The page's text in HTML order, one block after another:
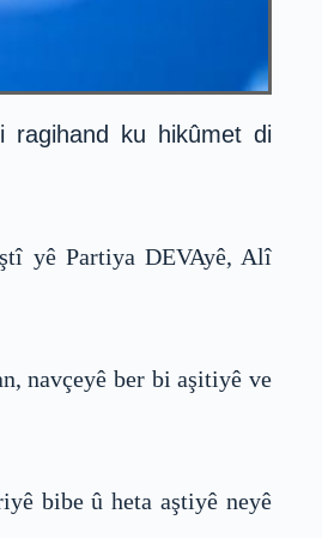
ragihand ku hikûmet di
yê Partiya DEVAyê, Alî
navçeyê ber bi aşitiyê ve
bibe û heta aştiyê neyê